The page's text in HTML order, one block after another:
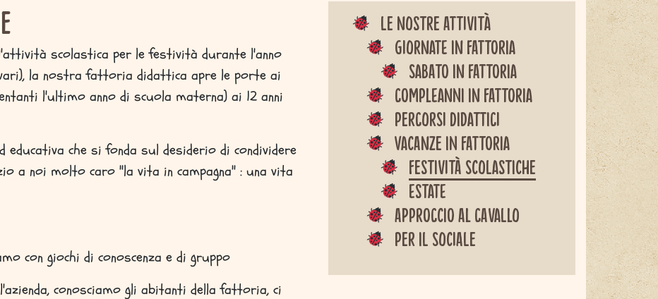
scolastica per le festività durante l'anno
vari), la nostra fattoria didattica apre le porte ai
l'ultimo anno di scuola materna) ai 12 anni
che si fonda sul desiderio di condividere
a noi molto caro "la vita in campagna" : una vita
con giochi di conoscenza e di gruppo
conosciamo gli abitanti della fattoria, ci
Le nostre attività
Giornate in fattoria
Sabato in fattoria
Compleanni in fattoria
Percorsi didattici
Vacanze in fattoria
Festività scolastiche
Estate
Approccio al cavallo
Per il sociale